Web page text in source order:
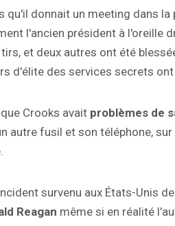
qu'il donnait un meeting dans la
l'ancien président à l'oreille
et deux autres ont été
d'élite des services secrets
Crooks avait problèmes de
autre fusil et son téléphone,
survenu aux États-Unis
Reagan même si en réalité